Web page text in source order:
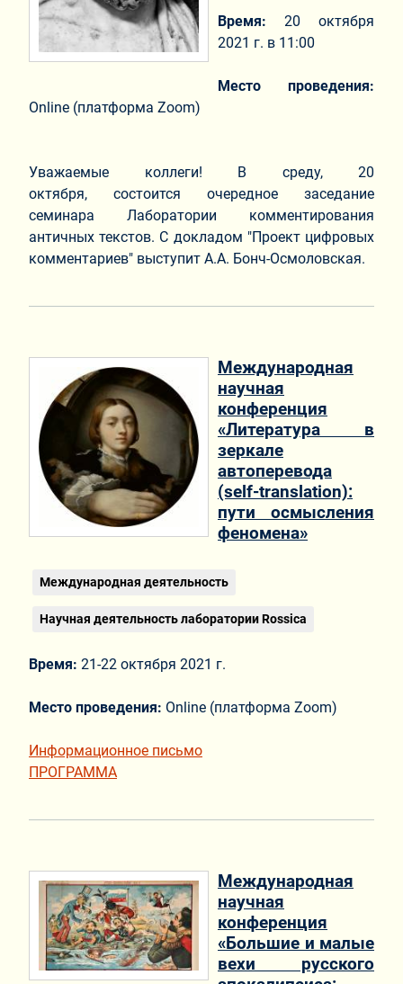
Время:
20 октября
2021 г. в 11:00
Место проведения:
Online (платформа Zoom)
Уважаемые коллеги! В среду, 20
октября, состоится очередное заседание
семинара Лаборатории комментирования
античных текстов. С докладом "Проект цифровых
комментариев" выступит А.А. Бонч-Осмоловская.
Международная
научная
конференция
«Литература в
зеркале
автоперевода
(self-translation):
пути осмысления
феномена»
Международная деятельность
Научная деятельность лаборатории Rossica
Время: 21-22 октября 2021 г.
Место проведения: Online (платформа Zoom)
Информационное письмо
ПРОГРАММА
Международная
научная
конференция
«Большие и малые
вехи русского